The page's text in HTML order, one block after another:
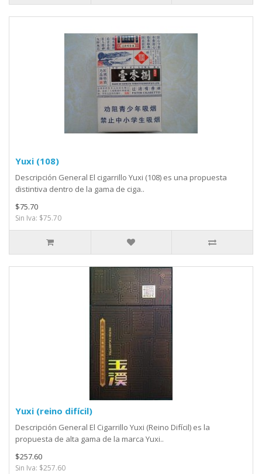
Yuxi (108)
Descripción General El cigarrillo Yuxi (108) es una propuesta
distintiva dentro de la gama de ciga..
$75.70
Sin Iva: $75.70
Yuxi (reino difícil)
Descripción General El Cigarrillo Yuxi (Reino Difícil) es la
propuesta de alta gama de la marca Yuxi..
$257.60
Sin Iva: $257.60